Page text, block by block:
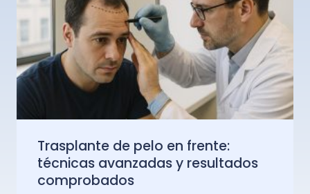
Trasplante de pelo en frente:
técnicas avanzadas y resultados
comprobados